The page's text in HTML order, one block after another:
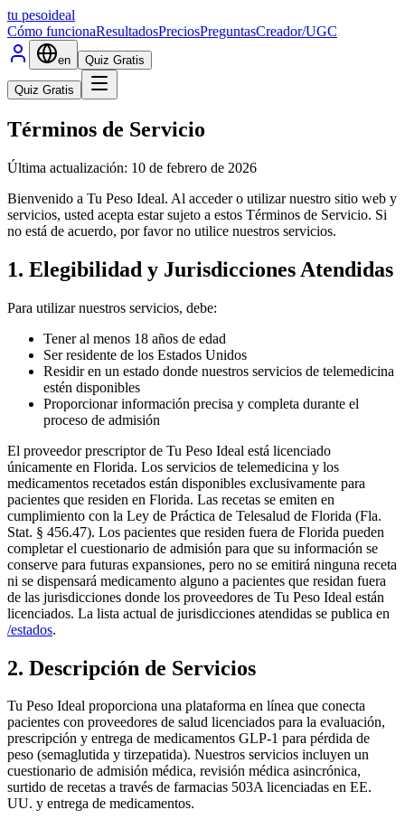
tu pesoideal
Cómo funcionaResultadosPreciosPreguntasCreador/UGC
en Quiz Gratis
Quiz Gratis
Términos de Servicio
Última actualización: 10 de febrero de 2026
Bienvenido a Tu Peso Ideal. Al acceder o utilizar nuestro sitio web y
servicios, usted acepta estar sujeto a estos Términos de Servicio. Si
no está de acuerdo, por favor no utilice nuestros servicios.
1. Elegibilidad y Jurisdicciones Atendidas
Para utilizar nuestros servicios, debe:
Tener al menos 18 años de edad
Ser residente de los Estados Unidos
Residir en un estado donde nuestros servicios de telemedicina
estén disponibles
Proporcionar información precisa y completa durante el
proceso de admisión
El proveedor prescriptor de Tu Peso Ideal está licenciado
únicamente en Florida. Los servicios de telemedicina y los
medicamentos recetados están disponibles exclusivamente para
pacientes que residen en Florida. Las recetas se emiten en
cumplimiento con la Ley de Práctica de Telesalud de Florida (Fla.
Stat. § 456.47). Los pacientes que residen fuera de Florida pueden
completar el cuestionario de admisión para que su información se
conserve para futuras expansiones, pero no se emitirá ninguna receta
ni se dispensará medicamento alguno a pacientes que residan fuera
de las jurisdicciones donde los proveedores de Tu Peso Ideal están
licenciados. La lista actual de jurisdicciones atendidas se publica en
/estados.
2. Descripción de Servicios
Tu Peso Ideal proporciona una plataforma en línea que conecta
pacientes con proveedores de salud licenciados para la evaluación,
prescripción y entrega de medicamentos GLP-1 para pérdida de
peso (semaglutida y tirzepatida). Nuestros servicios incluyen un
cuestionario de admisión médica, revisión médica asincrónica,
surtido de recetas a través de farmacias 503A licenciadas en EE.
UU. y entrega de medicamentos.